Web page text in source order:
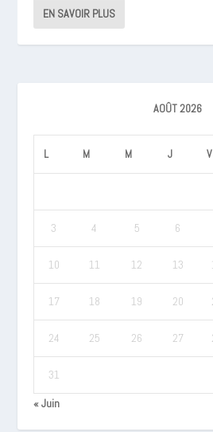
EN SAVOIR PLUS
AOÛT 2026
L M M J V
3 4 5 6
10 11 12 13
17 18 19 20
24 25 26 27
31
« Juin